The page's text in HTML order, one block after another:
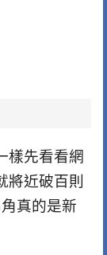
樣先看看網
將近破百則
真的是新